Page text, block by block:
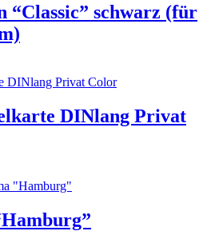
“Classic” schwarz (für
DINlang Privat